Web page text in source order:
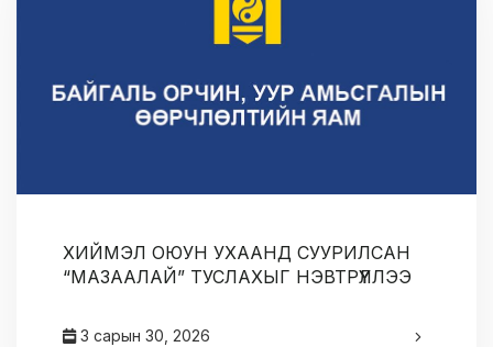
ХИЙМЭЛ ОЮУН УХААНД СУУРИЛСАН
“МАЗААЛАЙ” ТУСЛАХЫГ НЭВТРҮҮЛЛЭЭ
3 сарын 30, 2026